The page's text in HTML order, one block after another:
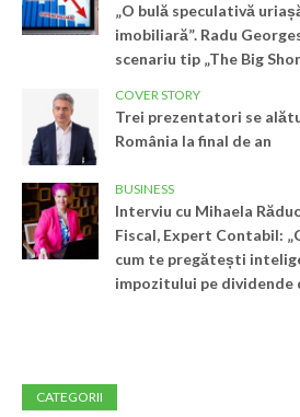
„O bulă speculativă
imobiliară”. Radu
scenariu tip „The Big
COVER STORY
Trei prezentatori se
România la final de an
BUSINESS
Interviu cu Mihaela
Fiscal, Expert Contabil:
cum te pregătești
impozitului pe dividende
CATEGORII